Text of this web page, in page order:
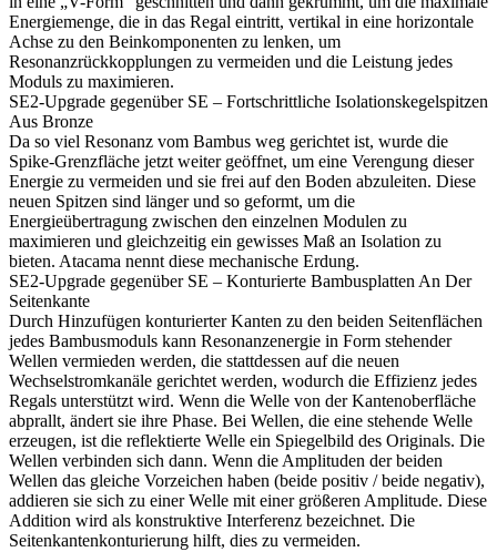
Energiemenge, die in das Regal eintritt, vertikal in eine horizontale
Achse zu den Beinkomponenten zu lenken, um
Resonanzrückkopplungen zu vermeiden und die Leistung jedes
Moduls zu maximieren.
SE2-Upgrade gegenüber SE – Fortschrittliche Isolationskegelspitzen
Aus Bronze
Da so viel Resonanz vom Bambus weg gerichtet ist, wurde die
Spike-Grenzfläche jetzt weiter geöffnet, um eine Verengung dieser
Energie zu vermeiden und sie frei auf den Boden abzuleiten. Diese
neuen Spitzen sind länger und so geformt, um die
Energieübertragung zwischen den einzelnen Modulen zu
maximieren und gleichzeitig ein gewisses Maß an Isolation zu
bieten. Atacama nennt diese mechanische Erdung.
SE2-Upgrade gegenüber SE – Konturierte Bambusplatten An Der
Seitenkante
Durch Hinzufügen konturierter Kanten zu den beiden Seitenflächen
jedes Bambusmoduls kann Resonanzenergie in Form stehender
Wellen vermieden werden, die stattdessen auf die neuen
Wechselstromkanäle gerichtet werden, wodurch die Effizienz jedes
Regals unterstützt wird. Wenn die Welle von der Kantenoberfläche
abprallt, ändert sie ihre Phase. Bei Wellen, die eine stehende Welle
erzeugen, ist die reflektierte Welle ein Spiegelbild des Originals. Die
Wellen verbinden sich dann. Wenn die Amplituden der beiden
Wellen das gleiche Vorzeichen haben (beide positiv / beide negativ),
addieren sie sich zu einer Welle mit einer größeren Amplitude. Diese
Addition wird als konstruktive Interferenz bezeichnet. Die
Seitenkantenkonturierung hilft, dies zu vermeiden.